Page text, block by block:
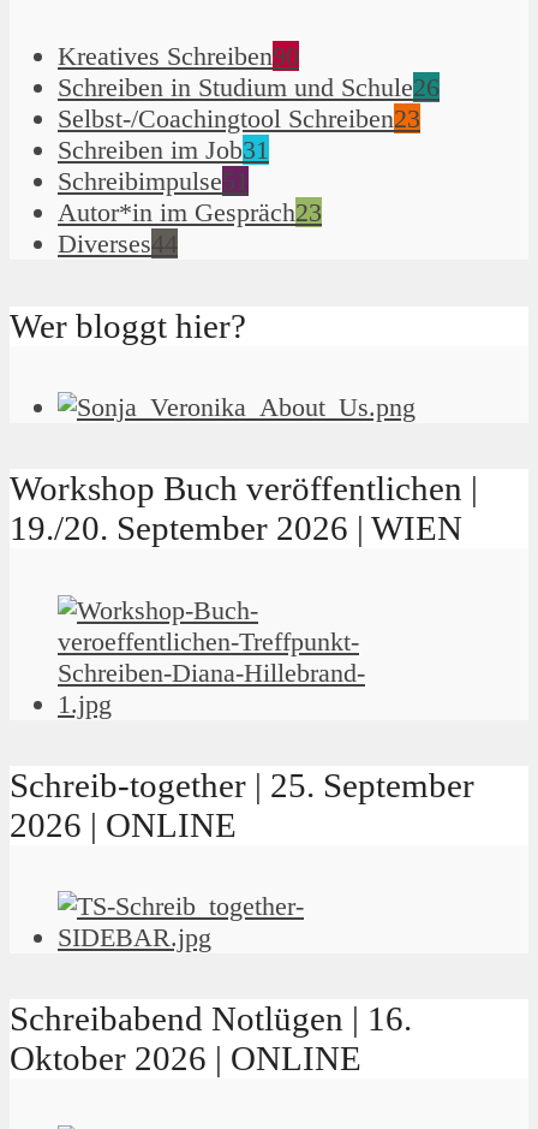
Kreatives Schreiben90
Schreiben in Studium und Schule26
Selbst-/Coachingtool Schreiben23
Schreiben im Job31
Schreibimpulse51
Autor*in im Gespräch23
Diverses44
Wer bloggt hier?
Workshop Buch veröffentlichen |
19./20. September 2026 | WIEN
Schreib-together | 25. September
2026 | ONLINE
Schreibabend Notlügen | 16.
Oktober 2026 | ONLINE